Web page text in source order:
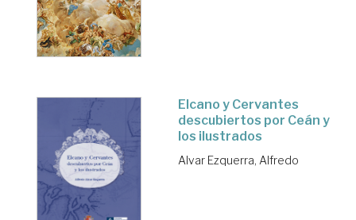
Elcano y Cervantes
descubiertos por Ceán y
los ilustrados
Alvar Ezquerra, Alfredo